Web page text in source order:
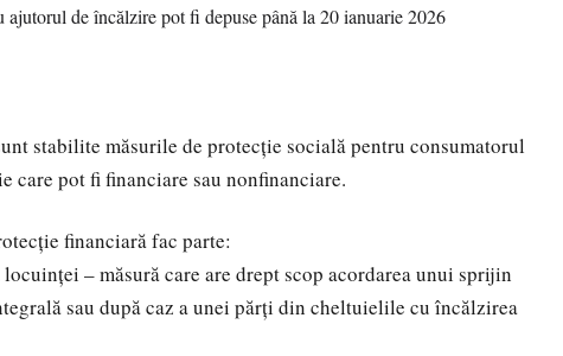
stabilite măsurile de protecție socială pentru consumatorul
care pot fi financiare sau nonfinanciare.
financiară fac parte:
– măsură care are drept scop acordarea unui sprijin
sau după caz a unei părți din cheltuielile cu încălzirea